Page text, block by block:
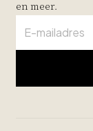
en meer.